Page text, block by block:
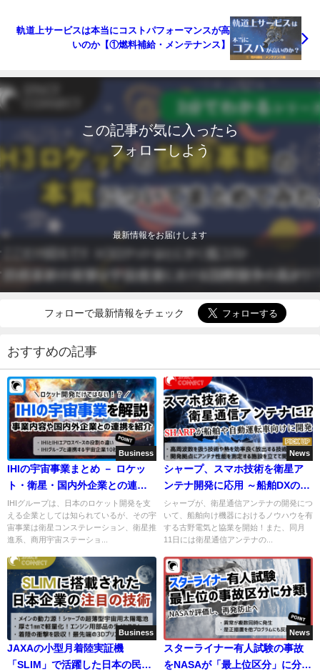
軌道上サービスは本当にコストパフォーマンスが高
いのか【①燃料補給・メンテナンス】
この記事が気に入ったら
フォローしよう
最新情報をお届けします
フォローで最新情報をチェック
おすすめの記事
Business
IHIの宇宙事業まとめ － ロケッ
ト・衛星・国内外企業との連携
を解説
IHIグループは、日本のロケット開発を支
える企業としては知られているが、その宇
宙事業は衛星コンステレーション、衛星推
進系、商用宇宙ステーショ...
News
シャープ、スマホ技術を衛星ア
ンテナ開発に応用 ～船舶DXの促
進へ～
シャープが、衛星通信アンテナの開発につ
いて、船舶向け機器におけるノウハウを有
する古野電気と協業を開始！また、同月
11日には衛星通信アンテナの...
Business
JAXAの小型月着陸実証機
「SLIM」で活躍した日本の民間
News
スターライナー有人試験の事故
をNASAが「最上位区分」に分